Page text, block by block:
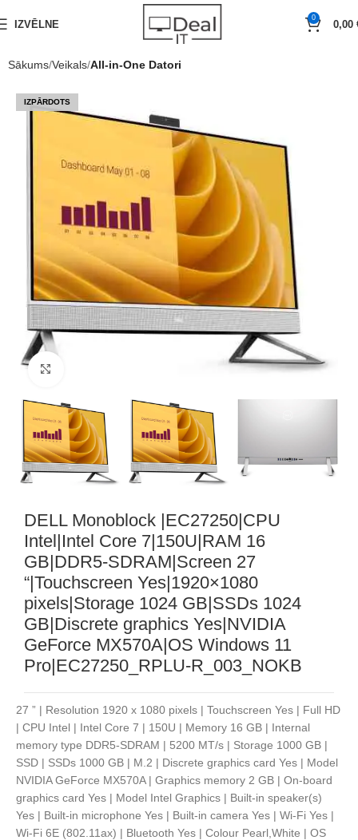
IZVĒLNE
0
0,00
Sākums Veikals All-in-One Datori
IZPĀRDOTS
DELL Monoblock |EC27250|CPU
Intel|Intel Core 7|150U|RAM 16
GB|DDR5-SDRAM|Screen 27
“|Touchscreen Yes|1920×1080
pixels|Storage 1024 GB|SSDs 1024
GB|Discrete graphics Yes|NVIDIA
GeForce MX570A|OS Windows 11
Pro|EC27250_RPLU-R_003_NOKB
27 ” | Resolution 1920 x 1080 pixels | Touchscreen Yes | Full HD
| CPU Intel | Intel Core 7 | 150U | Memory 16 GB | Internal
memory type DDR5-SDRAM | 5200 MT/s | Storage 1000 GB |
SSD | SSDs 1000 GB | M.2 | Discrete graphics card Yes | Model
NVIDIA GeForce MX570A | Graphics memory 2 GB | On-board
graphics card Yes | Model Intel Graphics | Built-in speaker(s)
Yes | Built-in microphone Yes | Built-in camera Yes | Wi-Fi Yes |
Wi-Fi 6E (802.11ax) | Bluetooth Yes | Colour Pearl,White | OS